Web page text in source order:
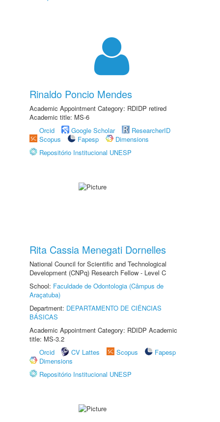
Rinaldo Poncio Mendes
Academic Appointment Category: RDIDP retired
Academic title: MS-6
Orcid
Google Scholar
ResearcherID
Scopus
Fapesp
Dimensions
Repositório Institucional UNESP
Rita Cassia Menegati Dornelles
National Council for Scientific and Technological
Development (CNPq) Research Fellow - Level C
School: Faculdade de Odontologia (Câmpus de
Araçatuba)
Department: DEPARTAMENTO DE CIÊNCIAS
BÁSICAS
Academic Appointment Category: RDIDP Academic
title: MS-3.2
Orcid
CV Lattes Scopus
Fapesp
Dimensions
Repositório Institucional UNESP